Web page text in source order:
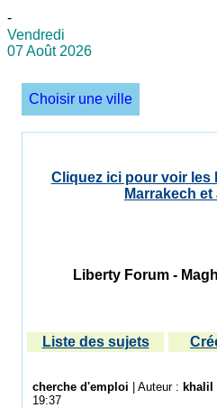
-
Vendredi
07 Août 2026
Choisir une ville
Cliquez ici pour voir les
Marrakech
Liberty Forum -
Liste des sujets
cherche d'emploi | Auteur : khalil
19:37